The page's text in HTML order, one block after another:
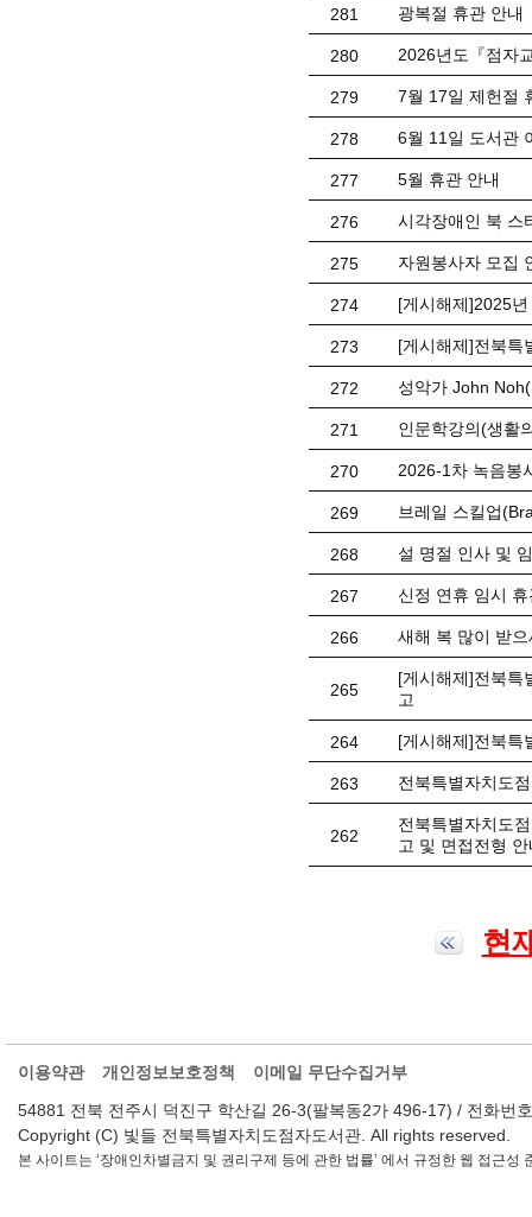
281 광복절 휴관 안내
280 2026년도『점자
279 7월 17일 제헌절
278 6월 11일 도서관
277 5월 휴관 안내
276 시각장애인 북 스
275 자원봉사자 모집
274 [게시해제]2025
273 [게시해제]전북특
272 성악가 John
271 인문학강의(생활
270 2026-1차 녹음봉
269 브레일 스킬업
268 설 명절 인사 및
267 신정 연휴 임시
266 새해 복 많이 받
265
[게시해제]전북특
고
264 [게시해제]전북특
263 전북특별자치도
262
전북특별자치도
고 및 면접전형 안
현
이용약관 개인정보보호정책
이메일 무단수집거부
54881 전북 전주시 덕진구 학산길 26-3(팔복동2가 496-17) / 전화
Copyright (C) 빛들 전북특별자치도점자도서관. All rights reserved.
본 사이트는 ‘장애인차별금지 및 권리구제 등에 관한 법률’ 에서 규정한 웹 접근